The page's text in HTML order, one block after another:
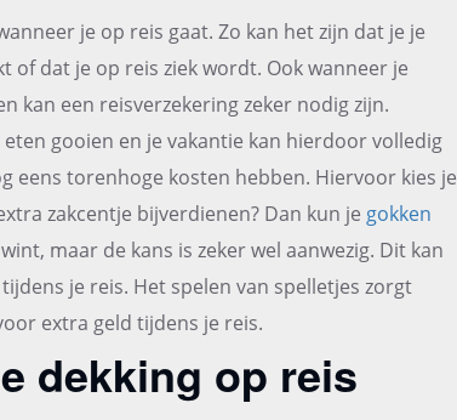
je op reis gaat. Zo kan het zijn dat je je
of dat je op reis ziek wordt. Ook wanneer je
kan een reisverzekering zeker nodig zijn.
gooien en je vakantie kan hierdoor volledig
eens torenhoge kosten hebben. Hiervoor kies je
zakcentje bijverdienen? Dan kun je gokken
maar de kans is zeker wel aanwezig. Dit kan
je reis. Het spelen van spelletjes zorgt
extra geld tijdens je reis.
dekking op reis